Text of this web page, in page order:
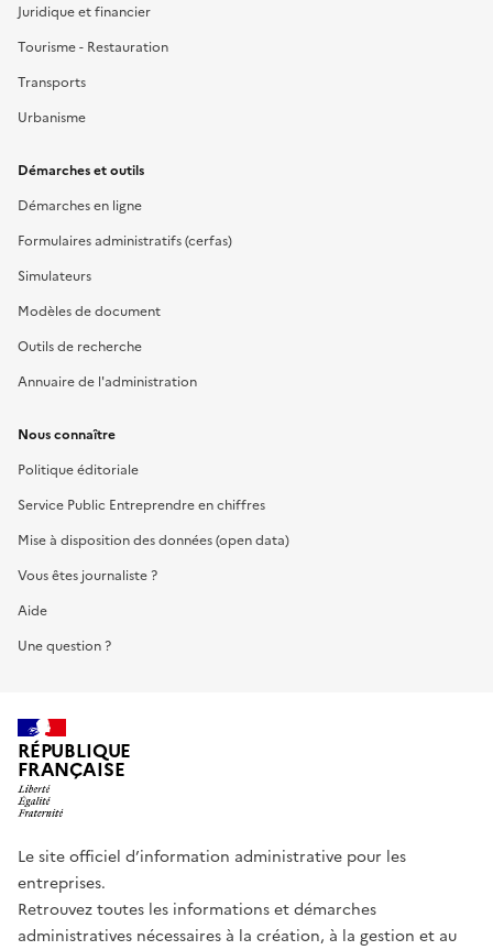
Juridique et financier
Tourisme - Restauration
Transports
Urbanisme
Démarches et outils
Démarches en ligne
Formulaires administratifs (cerfas)
Simulateurs
Modèles de document
Outils de recherche
Annuaire de l'administration
Nous connaître
Politique éditoriale
Service Public Entreprendre en chiffres
Mise à disposition des données (open data)
Vous êtes journaliste ?
Aide
Une question ?
RÉPUBLIQUE
FRANÇAISE
Le site officiel d’information administrative pour les
entreprises.
Retrouvez toutes les informations et démarches
administratives nécessaires à la création, à la gestion et au